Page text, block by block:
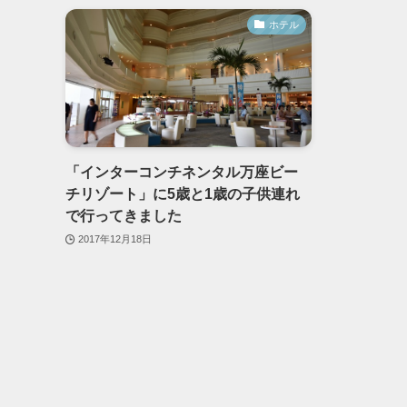
ホテル
「インターコンチネンタル万座ビー
チリゾート」に5歳と1歳の子供連れ
で行ってきました
2017年12月18日